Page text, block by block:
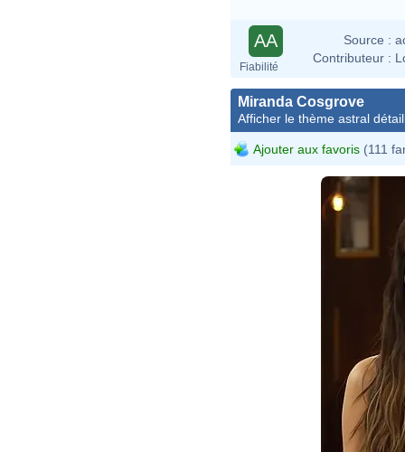
AA
Fiabilité
Source :
Contributeur :
Miranda Cosgrove
Afficher le thème astral
Ajouter aux favoris (111